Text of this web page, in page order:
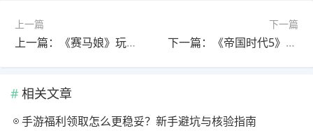
上一篇
上一篇：《赛马娘》玩偶惊现“人耳”！官方紧急滑跪道歉
下一篇
下一篇：《帝国时代5》制作中？Xbox直面会还会有惊喜！
相关文章
手游福利领取怎么更稳妥？新手避坑与核验指南